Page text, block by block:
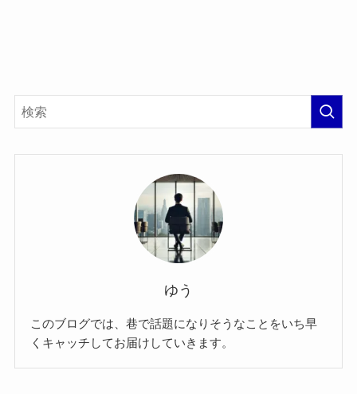
ゆう
このブログでは、巷で話題になりそうなことをいち早
くキャッチしてお届けしていきます。